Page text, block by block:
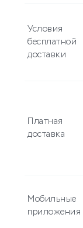
Условия
бесплатной
доставки
Платная
доставка
Мобильные
приложения